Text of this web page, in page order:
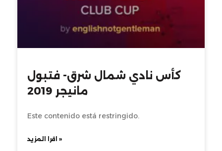
كأس نادي شمال شرق- فتبول
مانيجر 2019
Este contenido está restringido.
اقرا المزيد »